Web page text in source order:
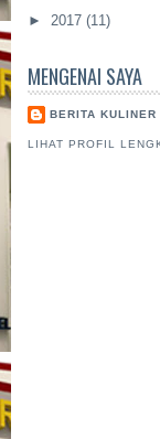
► 2017 (11)
MENGENAI SAYA
BERITA KULINER
LIHAT PROFIL